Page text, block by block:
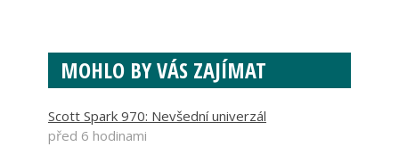
MOHLO BY VÁS ZAJÍMAT
Scott Spark 970: Nevšední univerzál
před 6 hodinami